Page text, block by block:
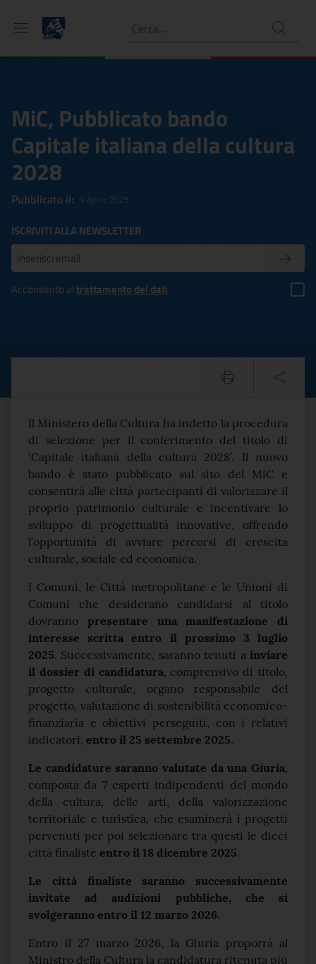
Ricerca
MiC, Pubblicato bando
Capitale italiana della cultura
2028
Pubblicato il: 4 Aprile 2025
ISCRIVITI ALLA NEWSLETTER
Inserisci la tua mail
Acconsento altrattamento dei dati
MiC, Pubblicato bando
Testo del comunicato
Il Ministero della Cultura ha indetto la procedura
di selezione per il conferimento del titolo di
‘Capitale italiana della cultura 2028’. Il nuovo
bando è stato pubblicato sul sito del MiC e
consentirà alle città partecipanti di valorizzare il
proprio patrimonio culturale e incentivare lo
sviluppo di progettualità innovative, offrendo
l’opportunità di avviare percorsi di crescita
culturale, sociale ed economica.
I Comuni, le Città metropolitane e le Unioni di
Comuni che desiderano candidarsi al titolo
dovranno presentare una manifestazione di
interesse scritta entro il prossimo 3 luglio
2025. Successivamente, saranno tenuti a inviare
il dossier di candidatura, comprensivo di titolo,
progetto culturale, organo responsabile del
progetto, valutazione di sostenibilità economico-
finanziaria e obiettivi perseguiti, con i relativi
indicatori, entro il 25 settembre 2025.
Le candidature saranno valutate da una Giuria,
composta da 7 esperti indipendenti del mondo
della cultura, delle arti, della valorizzazione
territoriale e turistica, che esaminerà i progetti
pervenuti per poi selezionare tra questi le dieci
città finaliste entro il 18 dicembre 2025.
Le città finaliste saranno successivamente
invitate ad audizioni pubbliche, che si
svolgeranno entro il 12 marzo 2026.
Entro il 27 marzo 2026, la Giuria proporrà al
Ministro della Cultura la candidatura ritenuta più